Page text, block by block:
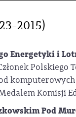
2015)
Energetyki i
Komisji
Pod